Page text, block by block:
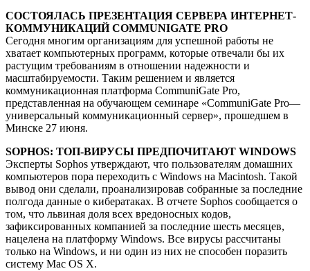
СОСТОЯЛАСЬ ПРЕЗЕНТАЦИЯ СЕРВЕРА ИНТЕРНЕТ-
КОММУНИКАЦИЙ COMMUNIGATE PRO
Сегодня многим организациям для успешной работы не
хватает компьютерных программ, которые отвечали бы их
растущим требованиям в отношении надежности и
масштабируемости. Таким решением и является
коммуникационная платформа CommuniGate Pro,
представленная на обучающем семинаре «CommuniGate Pro—
универсальный коммуникационный сервер», прошедшем в
Минске 27 июня.
SOPHOS: ТОП-ВИРУСЫ ПРЕДПОЧИТАЮТ WINDOWS
Эксперты Sophos утверждают, что пользователям домашних
компьютеров пора переходить с Windows на Macintosh. Такой
вывод они сделали, проанализировав собранные за последние
полгода данные о кибератаках. В отчете Sophos сообщается о
том, что львиная доля всех вредоносных кодов,
зафиксированных компанией за последние шесть месяцев,
нацелена на платформу Windows. Все вирусы рассчитаны
только на Windows, и ни один из них не способен поразить
систему Maс OS X.